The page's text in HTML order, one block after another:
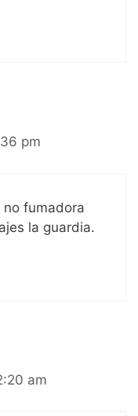
pm
fumadora
la guardia.
am